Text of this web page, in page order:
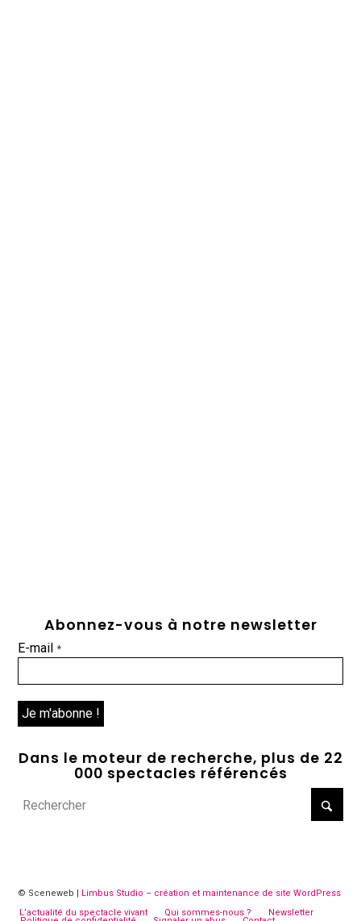
Abonnez-vous à notre newsletter
E-mail*
Dans le moteur de recherche, plus de 22
000 spectacles référencés
© Sceneweb | Limbus Studio – création et maintenance de site WordPress
L’actualité du spectacle vivant
Qui sommes-nous ? Newsletter